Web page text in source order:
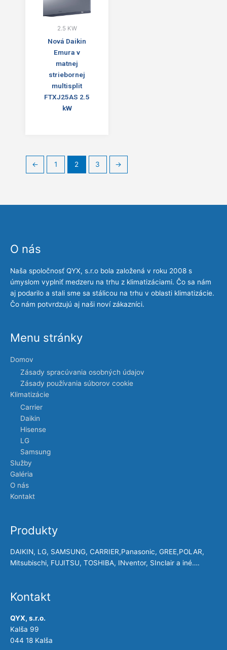
2.5 KW
Nová Daikin
Emura v
matnej
striebornej
multisplit
FTXJ25AS 2.5
kW
← 1 2 3 →
O nás
Naša spoločnosť QYX, s.r.o bola založená v roku 2008 s
úmyslom vyplniť medzeru na trhu z klimatizáciami. Čo sa nám
aj podarilo a stali sme sa stálicou na trhu v oblasti klimatizácie.
Čo nám potvrdzujú aj naši noví zákazníci.
Menu stránky
Domov
Zásady spracúvania osobných údajov
Zásady používania súborov cookie
Klimatizácie
Carrier
Daikin
Hisense
LG
Samsung
Služby
Galéria
O nás
Kontakt
Produkty
DAIKIN, LG, SAMSUNG, CARRIER,Panasonic, GREE,POLAR,
Mitsubischi, FUJITSU, TOSHIBA, INventor, SInclair a iné….
Kontakt
QYX, s.r.o.
Kalša 99
044 18 Kalša